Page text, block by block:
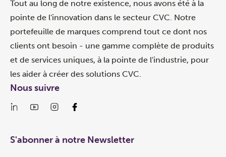
Tout au long de notre existence, nous avons été à la
pointe de l'innovation dans le secteur CVC. Notre
portefeuille de marques comprend tout ce dont nos
clients ont besoin - une gamme complète de produits
et de services uniques, à la pointe de l'industrie, pour
les aider à créer des solutions CVC.
Nous suivre
S'abonner à notre Newsletter